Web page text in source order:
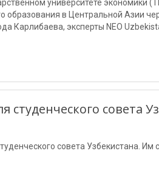
университете экономики
образования в Центральной Азии
Карлибаева, эксперты NEO
совета
совета Узбекистана.